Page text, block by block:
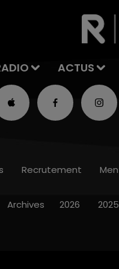
ACTUS
Recrutement
Archives 2026 2025